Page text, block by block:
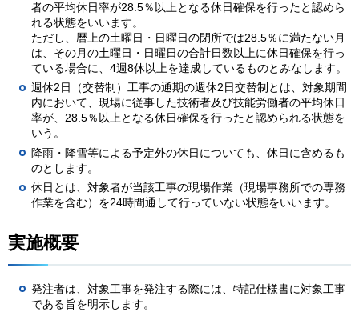
者の平均休日率が28.5％以上となる休日確保を行ったと認めら
れる状態をいいます。
ただし、暦上の土曜日・日曜日の閉所では28.5％に満たない月
は、その月の土曜日・日曜日の合計日数以上に休日確保を行っ
ている場合に、4週8休以上を達成しているものとみなします。
週休2日（交替制）工事の通期の週休2日交替制とは、対象期間
内において、現場に従事した技術者及び技能労働者の平均休日
率が、28.5％以上となる休日確保を行ったと認められる状態を
いう。
降雨・降雪等による予定外の休日についても、休日に含めるも
のとします。
休日とは、対象者が当該工事の現場作業（現場事務所での専務
作業を含む）を24時間通して行っていない状態をいいます。
実施概要
発注者は、対象工事を発注する際には、特記仕様書に対象工事
である旨を明示します。